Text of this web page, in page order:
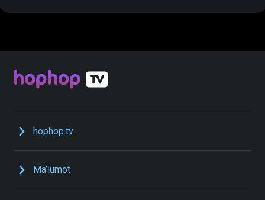
hophop.tv
Ma’lumot